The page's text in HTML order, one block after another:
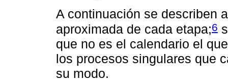
A continuación se describen
aproximada de cada etapa;6
que no es el calendario el
los procesos singulares que
su modo.